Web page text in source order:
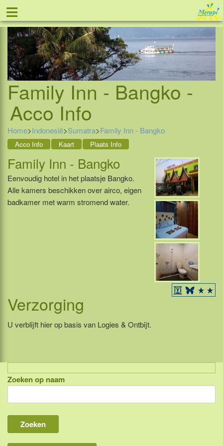
≡ Tel: 088 - 81 11 999
Family Inn - Bangko -
Acco Info
Home>Indonesië>Sumatra>Family Inn - Bangko
Acco Info Kaart Plaats Info
Family Inn - Bangko
Eenvoudig hotel in het plaatsje Bangko.
Alle kamers beschikken over airco, eigen
badkamer met warm stromend water.
Verzorging
U verblijft hier op basis van Logies & Ontbijt.
Indonesië, eilandcombinaties
Bali
Lombok
Flores & Komodo
Zoeken op naam